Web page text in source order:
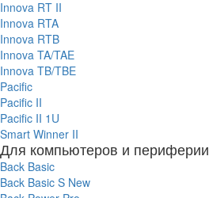
Innova RT II
Innova RTA
Innova RTB
Innova TA/TAE
Innova TB/TBE
Pacific
Pacific II
Pacific II 1U
Smart Winner II
Для компьютеров и периферии
Back Basic
Back Basic S New